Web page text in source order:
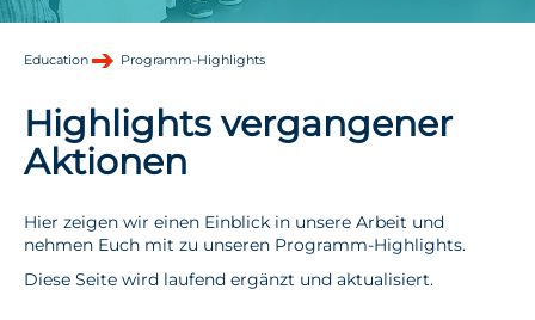
Education Programm-Highlights
Highlights vergangener
Aktionen
Hier zeigen wir einen Einblick in unsere Arbeit und
nehmen Euch mit zu unseren Programm-Highlights.
Diese Seite wird laufend ergänzt und aktualisiert.